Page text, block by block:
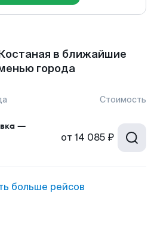
в ближайшие
города
Стоимость
—
от 14 085 ₽
больше рейсов